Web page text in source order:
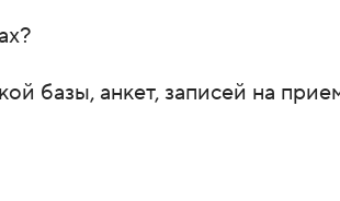
базы, анкет, записей на